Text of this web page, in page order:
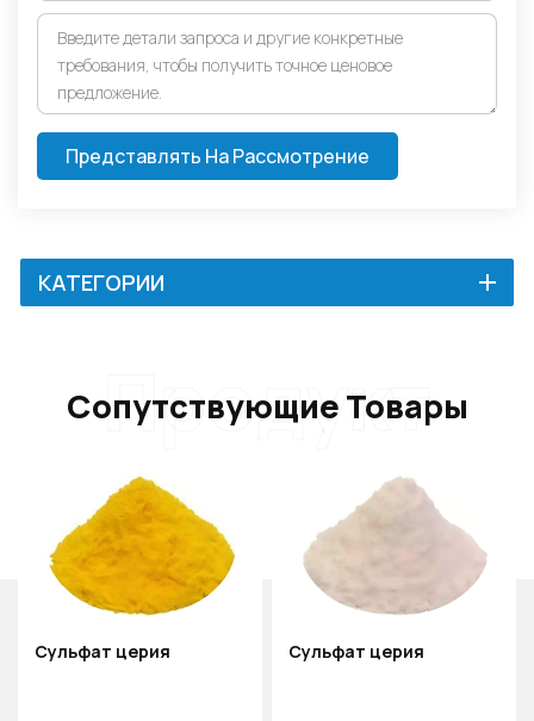
Представлять На Рассмотрение
КАТЕГОРИИ
Сопутствующие Товары
Продукт
Сульфат церия Сульфат церия